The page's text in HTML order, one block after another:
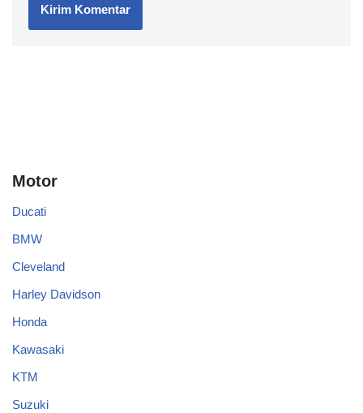
Motor
Ducati
BMW
Cleveland
Harley Davidson
Honda
Kawasaki
KTM
Suzuki